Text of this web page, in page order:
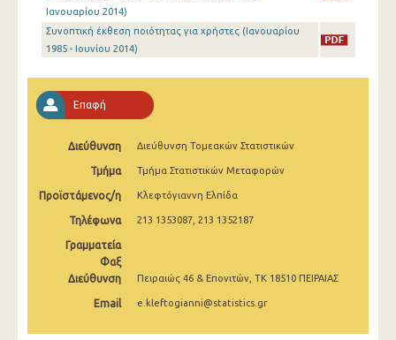
Ιουλίου 2025
Ιουνίου 2025
Μαΐου 2025
Απριλίου 2025
Μαρτίου 2025
Φεβρουαρίου 2025
Ιανουαρίου 2025
Δεκεμβρίου 2024
Νοεμβρίου 2024
Οκτωβρίου 2024
Σεπτεμβρίου 2024
Ιανουαρίου 2014)
Συνοπτική έκθεση ποιότητας για χρήστες (Ιανουαρίου
1985 - Ιουνίου 2014)
Επαφή
Διεύθυνση Διεύθυνση Τομεακών Στατιστικών
Τμήμα Τμήμα Στατιστικών Μεταφορών
Προϊστάμενος/η Κλεφτόγιαννη Ελπίδα
Τηλέφωνα 213 1353087, 213 1352187
Γραμματεία
Φαξ
Διεύθυνση
Πειραιώς 46 & Επονιτών, ΤΚ 18510 ΠΕΙΡΑΙΑΣ
Email e.kleftogianni@statistics.gr